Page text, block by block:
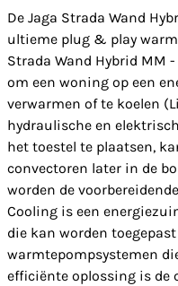
De Jaga Strada Wand
ultieme plug & play
Strada Wand Hybrid MM
om een woning op een
verwarmen of te koelen
hydraulische en
het toestel te plaatsen,
convectoren later in de
worden de
Cooling is een
die kan worden
warmtepompsystemen
efficiënte oplossing is de